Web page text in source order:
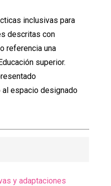
inclusivas para
descritas con
referencia una
superior.
al espacio designado
y adaptaciones